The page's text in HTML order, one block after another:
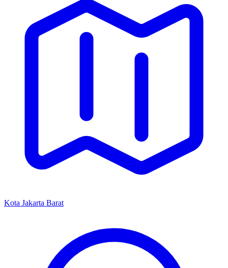
Kota Jakarta Barat